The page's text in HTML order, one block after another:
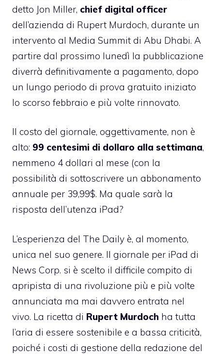
detto Jon Miller, chief digital officer
dell’azienda di Rupert Murdoch, durante un
intervento al Media Summit di Abu Dhabi. A
partire dal prossimo lunedì la pubblicazione
diverrà definitivamente a pagamento, dopo
un lungo periodo di prova gratuito iniziato
lo scorso febbraio e più volte rinnovato.
Il costo del giornale, oggettivamente, non è
alto: 99 centesimi di dollaro alla settimana,
nemmeno 4 dollari al mese (con la
possibilità di sottoscrivere un abbonamento
annuale per 39,99$. Ma quale sarà la
risposta dell’utenza iPad?
L’esperienza del The Daily è, al momento,
unica nel suo genere. Il giornale per iPad di
News Corp. si è scelto il difficile compito di
apripista di una rivoluzione più e più volte
annunciata ma mai davvero entrata nel
vivo. La ricetta di Rupert Murdoch ha tutta
l’aria di essere sostenibile e a bassa criticità,
poiché i costi di gestione della redazione del